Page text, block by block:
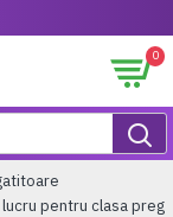
0
pentru clasa preg